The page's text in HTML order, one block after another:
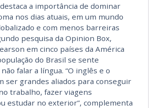
a importância de dominar
nos dias atuais, em um mundo
e com menos barreiras
pesquisa da Opinion Box,
em cinco países da América
do Brasil se sente
falar a língua. “O inglês e o
ser grandes aliados para conseguir
trabalho, fazer viagens
estudar no exterior”, complementa